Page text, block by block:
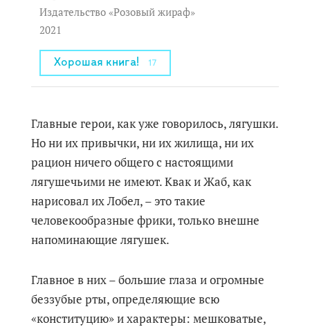
Издательство «Розовый жираф»
2021
Хорошая книга! 17
Главные герои, как уже говорилось, лягушки.
Но ни их привычки, ни их жилища, ни их
рацион ничего общего с настоящими
лягушечьими не имеют. Квак и Жаб, как
нарисовал их Лобел, – это такие
человекообразные фрики, только внешне
напоминающие лягушек.
Главное в них – большие глаза и огромные
беззубые рты, определяющие всю
«конституцию» и характеры: мешковатые,